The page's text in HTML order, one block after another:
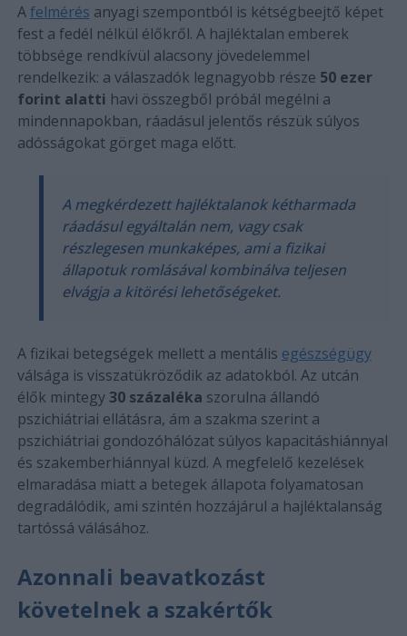
Afelmérés anyagi szempontból is kétségbeejtő képet
fest a fedél nélkül élőkről. A hajléktalan emberek
többsége rendkívül alacsony jövedelemmel
rendelkezik: a válaszadók legnagyobb része 50 ezer
forint alatti havi összegből próbál megélni a
mindennapokban, ráadásul jelentős részük súlyos
adósságokat görget maga előtt.
A megkérdezett hajléktalanok kétharmada
ráadásul egyáltalán nem, vagy csak
részlegesen munkaképes, ami a fizikai
állapotuk romlásával kombinálva teljesen
elvágja a kitörési lehetőségeket.
A fizikai betegségek mellett a mentális egészségügy
válsága is visszatükröződik az adatokból. Az utcán
élők mintegy30 százaléka szorulna állandó
pszichiátriai ellátásra, ám a szakma szerint a
pszichiátriai gondozóhálózat súlyos kapacitáshiánnyal
és szakemberhiánnyal küzd. A megfelelő kezelések
elmaradása miatt a betegek állapota folyamatosan
degradálódik, ami szintén hozzájárul a hajléktalanság
tartóssá válásához.
Azonnali beavatkozást
követelnek a szakértők